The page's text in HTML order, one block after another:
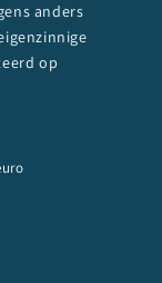
anders
op